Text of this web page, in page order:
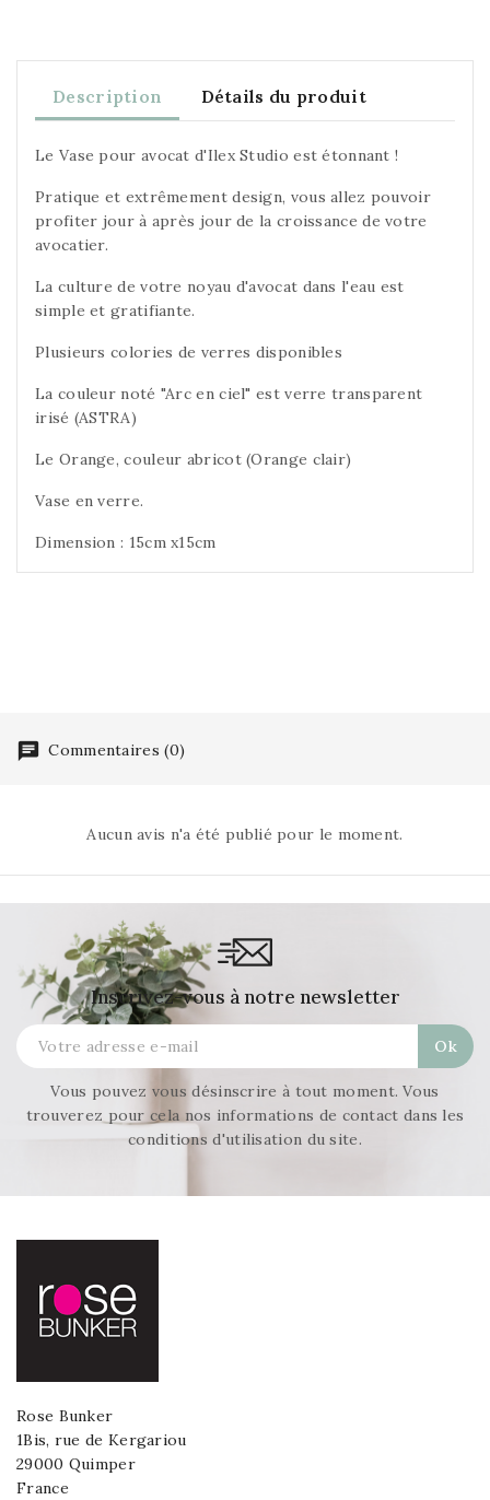
Description Détails du produit
Le Vase pour avocat d'Ilex Studio est étonnant !
Pratique et extrêmement design, vous allez pouvoir
profiter jour à après jour de la croissance de votre
avocatier.
La culture de votre noyau d'avocat dans l'eau est
simple et gratifiante.
Plusieurs colories de verres disponibles
La couleur noté "Arc en ciel" est verre transparent
irisé (ASTRA)
Le Orange, couleur abricot (Orange clair)
Vase en verre.
Dimension : 15cm x15cm
Commentaires (0)
Aucun avis n'a été publié pour le moment.
Inscrivez-vous à notre newsletter
Vous pouvez vous désinscrire à tout moment. Vous
trouverez pour cela nos informations de contact dans les
conditions d'utilisation du site.
Rose Bunker
1Bis, rue de Kergariou
29000 Quimper
France